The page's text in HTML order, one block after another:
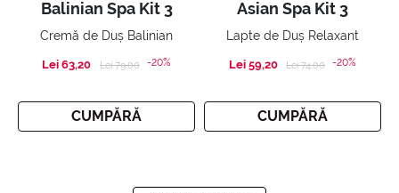
Balinian Spa Kit 3
Cremă de Duș Balinian
Lei 63,20 Price reduced from
Lei 79,00to-20%
CUMPĂRĂ
Asian Spa Kit 3
Lapte de Duș Relaxant
Lei 59,20 Price reduced from
Lei 74,00to-20%
CUMPĂRĂ